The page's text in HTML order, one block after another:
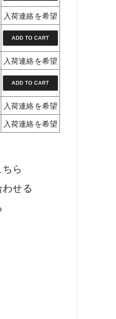
入荷連絡を希望
入荷連絡を希望
入荷連絡を希望
入荷連絡を希望
ら
せる